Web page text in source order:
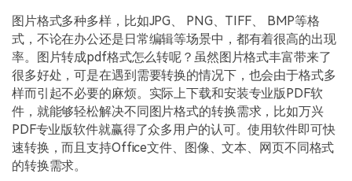
客服热线：4000-300624
万兴PDF iOS版
PDF开发工具
万兴PDF SDK
申请试用
PDF加密
PDF文件压缩
PDF签名
PDF批量工具
PDF提取页面
经销商招募
常见问题
产品信息
更新日志
下载中心
产品资讯
图片格式多种多样，比如JPG、 PNG、TIFF、 BMP等格
式，不论在办公还是日常编辑等场景中，都有着很高的出现
率。图片转成pdf格式怎么转呢？虽然图片格式丰富带来了
很多好处，可是在遇到需要转换的情况下，也会由于格式多
样而引起不必要的麻烦。实际上下载和安装专业版PDF软
件，就能够轻松解决不同图片格式的转换需求，比如万兴
PDF专业版软件就赢得了众多用户的认可。使用软件即可快
速转换，而且支持Office文件、图像、文本、网页不同格式
的转换需求。